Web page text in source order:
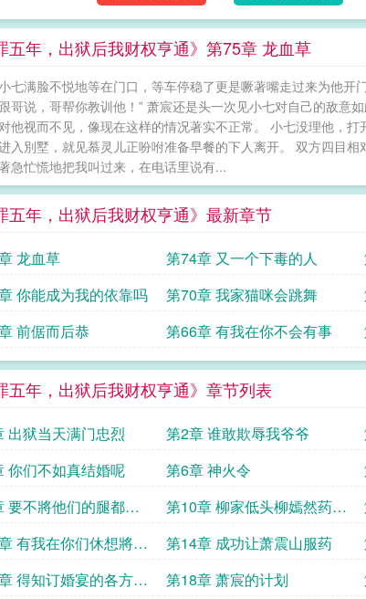
五年，出狱后我财权亨通》第75章 龙血草
七满脸不悦地等在门口，等车停稳了更是噘著嘴走过来为他开
哥说，哥帮你教训他！” 萧宸还是头一次见小七对自己的敌
他视而不见，像现在这样的情况著实不正常。 小七没理他，
入別墅，就见慕灵儿正吩咐准备早餐的下人离开。 双方四目
急忙慌地把我叫过来，在电话里说有...
五年，出狱后我财权亨通》最新章节
龙血草 第74章 又一个下毒的人
你能成为我的依靠吗
第70章 我家猫咪会跳舞
前倨而后恭
第66章 有我在你不会有事
五年，出狱后我财权亨通》章节列表
出狱当天满门忠烈 第2章 谁敢欺辱我爷爷
你们不如真结婚呢
第6章 神火令
要不將他们的腿都废
第10章 柳家低头柳嫣然药效
发作
有我在你们休想將他
第14章 成功让萧震山服药
得知订婚宴的各方反
第18章 萧宸的计划